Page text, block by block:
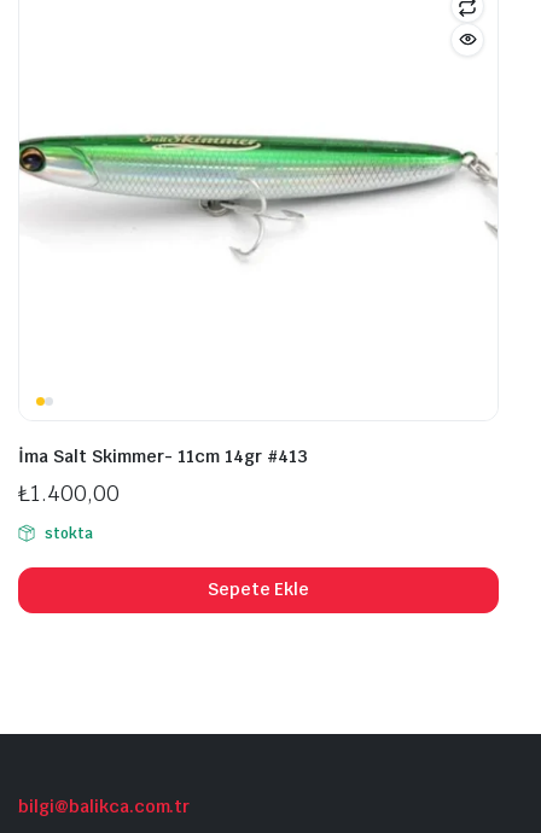
İma Salt Skimmer- 11cm 14gr #413
₺1.400,00
stokta
Sepete Ekle
bilgi@balikca.com.tr